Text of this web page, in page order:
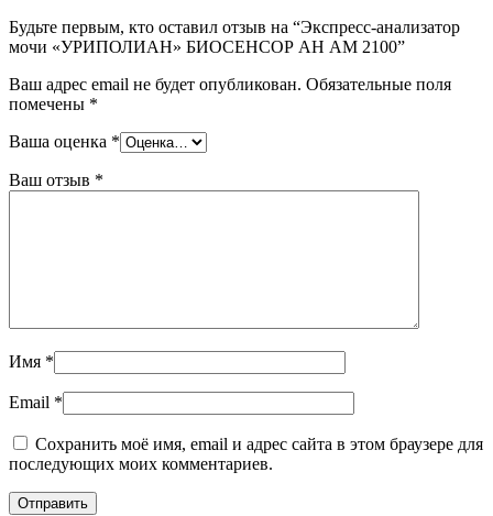
Будьте первым, кто оставил отзыв на “Экспресс-анализатор
мочи «УРИПОЛИАН» БИОСЕНСОР АН АМ 2100”
Ваш адрес email не будет опубликован. Обязательные поля
помечены *
Ваша оценка *
Ваш отзыв *
Имя *
Email *
Сохранить моё имя, email и адрес сайта в этом браузере для
последующих моих комментариев.